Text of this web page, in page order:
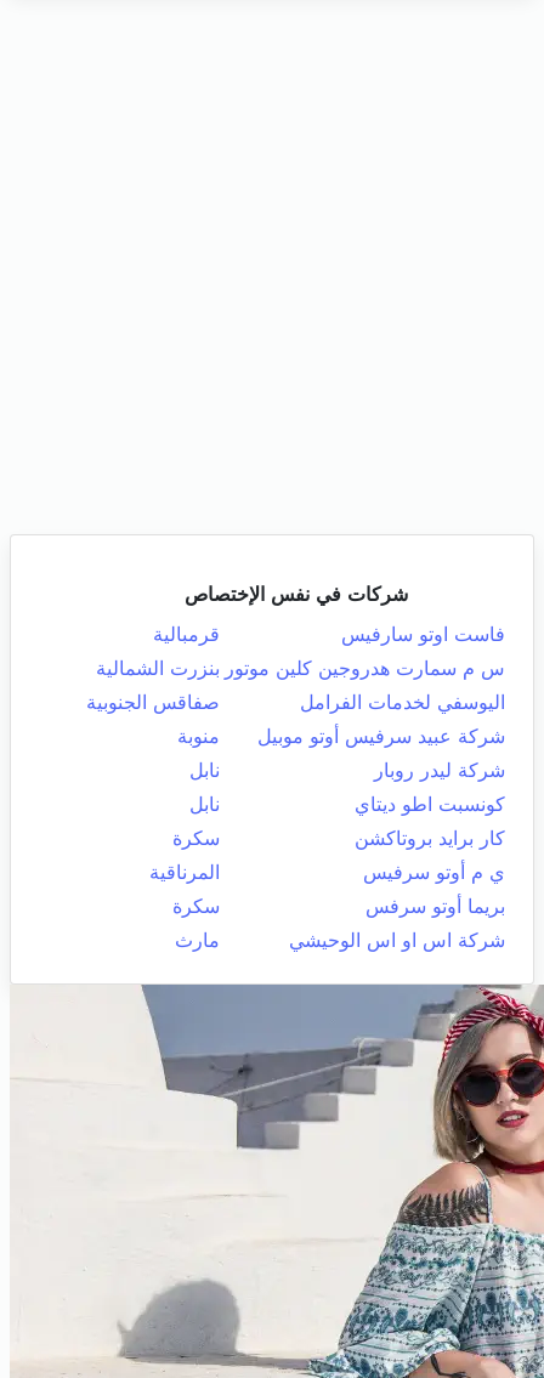
شركات في نفس الإختصاص
فاست اوتو سارفيس
قرمبالية
س م سمارت هدروجين كلين موتور بنزرت الشمالية
اليوسفي لخدمات الفرامل
صفاقس الجنوبية
شركة عبيد سرفيس أوتو موبيل
منوبة
شركة ليدر روبار
نابل
كونسبت اطو ديتاي
نابل
كار برايد بروتاكشن
سكرة
ي م أوتو سرفيس
المرناقية
بريما أوتو سرفس
سكرة
شركة اس او اس الوحيشي
مارث